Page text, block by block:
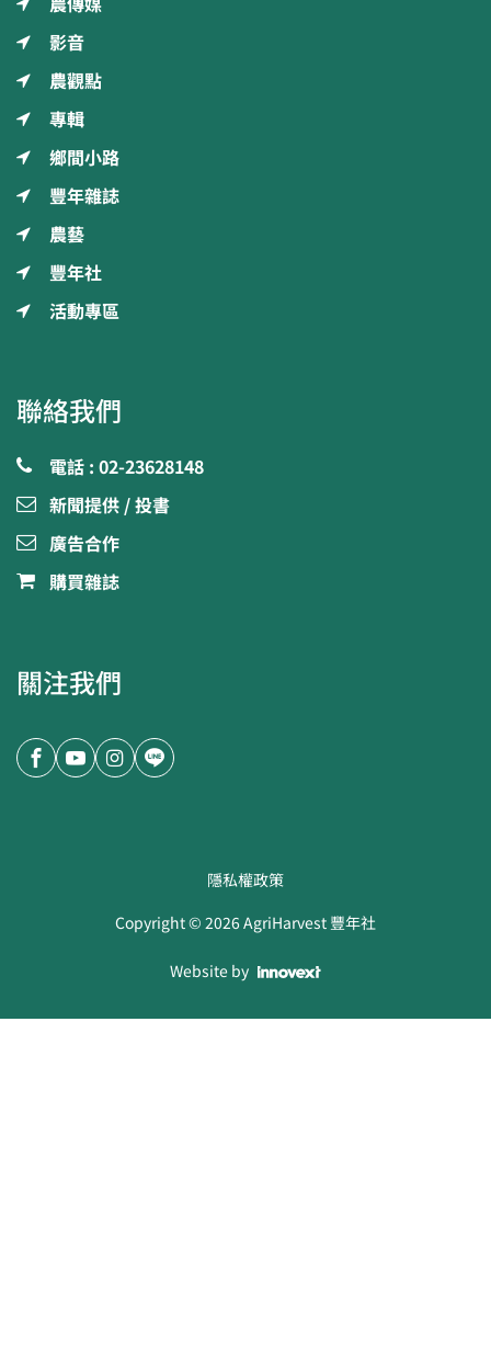
影音
農觀點
專輯
鄉間小路
豐年雜誌
農藝
豐年社
活動專區
聯絡我們
電話 : 02-23628148
新聞提供 / 投書
廣告合作
購買雜誌
關注我們
隱私權政策
Copyright ©2026AgriHarvest 豐年社
Website by